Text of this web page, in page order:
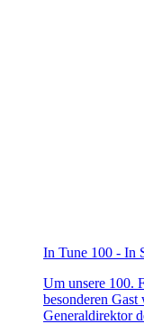
In Tune 100 - In
Um unsere 100.
besonderen
Generaldirektor